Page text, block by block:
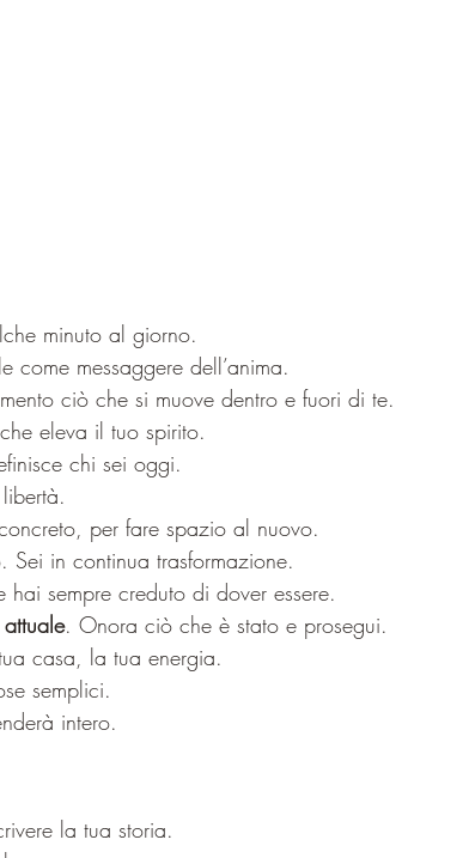
minuto al giorno.
messaggere dell’anima.
ciò che si muove dentro e fuori di te.
eleva il tuo spirito.
chi sei oggi.
per fare spazio al nuovo.
in continua trasformazione.
sempre creduto di dover essere.
. Onora ciò che è stato e prosegui.
casa, la tua energia.
semplici.
intero.
la tua storia.